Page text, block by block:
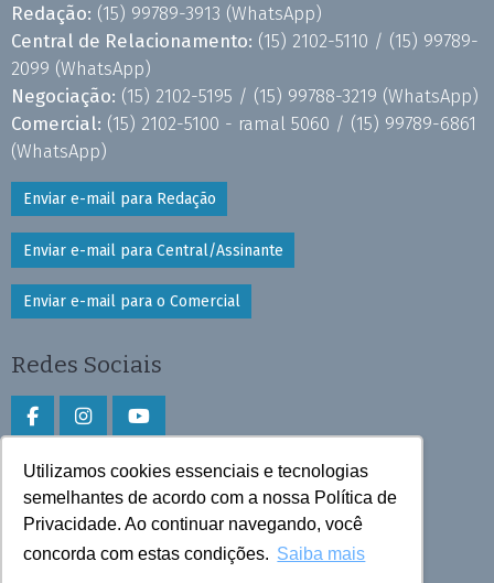
Utilizamos cookies essenciais e tecnologias
semelhantes de acordo com a nossa Política de
Privacidade. Ao continuar navegando, você
concorda com estas condições. Saiba mais
Redação: (15) 99789-3913 (WhatsApp)
Central de Relacionamento: (15) 2102-5110 / (15) 99789-
2099 (WhatsApp)
Negociação: (15) 2102-5195 / (15) 99788-3219 (WhatsApp)
Comercial: (15) 2102-5100 - ramal 5060 / (15) 99789-6861
(WhatsApp)
Enviar e-mail para Redação
Enviar e-mail para Central/Assinante
Enviar e-mail para o Comercial
Redes Sociais
Faça download do aplicativo
Play Store e App Store